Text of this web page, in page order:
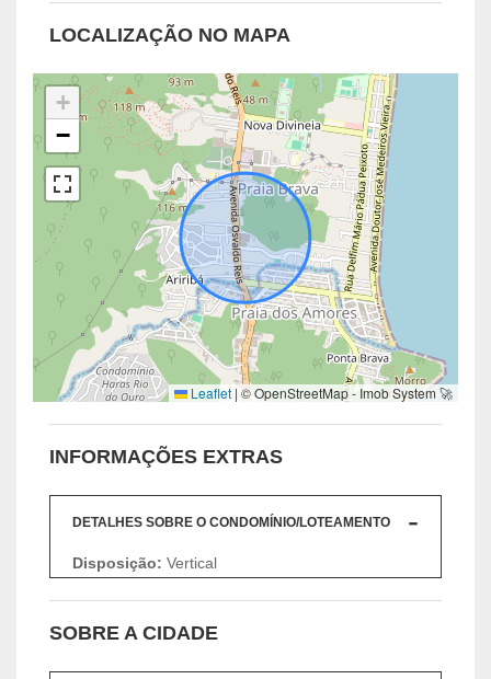
LOCALIZAÇÃO NO MAPA
+
−
Leaflet | © OpenStreetMap - Imob System 🚀
INFORMAÇÕES EXTRAS
DETALHES SOBRE O CONDOMÍNIO/LOTEAMENTO
Disposição: Vertical
SOBRE A CIDADE